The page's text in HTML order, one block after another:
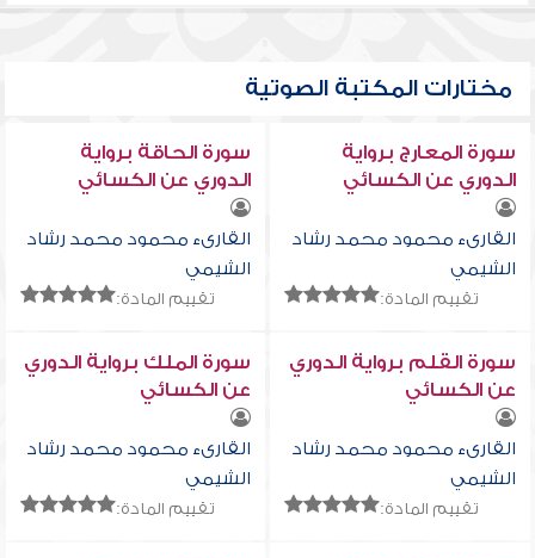
مختارات المكتبة الصوتية
سورة المعارج برواية
الدوري عن الكسائي
القارىء محمود محمد رشاد
الشيمي
تقييم المادة:
سورة الحاقة برواية
الدوري عن الكسائي
القارىء محمود محمد رشاد
الشيمي
تقييم المادة:
سورة القلم برواية الدوري
عن الكسائي
القارىء محمود محمد رشاد
الشيمي
تقييم المادة:
سورة الملك برواية الدوري
عن الكسائي
القارىء محمود محمد رشاد
الشيمي
تقييم المادة: